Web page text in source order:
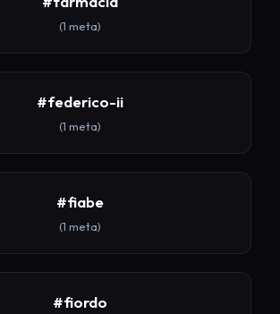
(1 meta)
#federico-ii
(1 meta)
#fiabe
(1 meta)
#fiordo